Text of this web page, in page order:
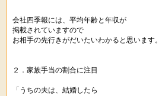
会社四季報には、平均年齢と年収が
掲載されていますので
お相手の先行きがだいたいわかると思います。
２．家族手当の割合に注目
「うちの夫は、結婚したら